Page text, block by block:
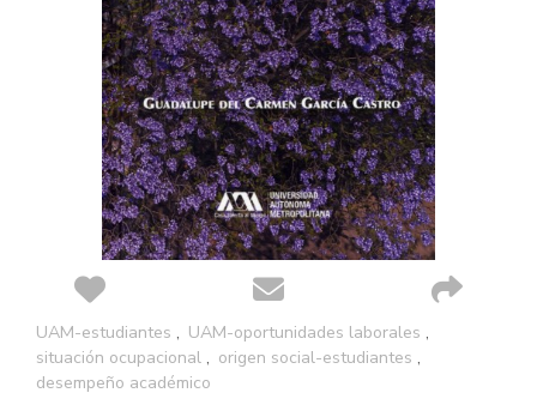
Saltar
comienzo
UAM-estudiantes
UAM-oportunidades laborales
situación ocupacional
origen social-estudiantes
desempeño académico